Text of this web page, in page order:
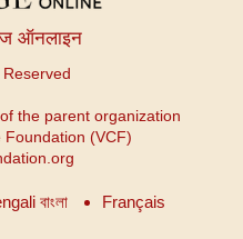
ऑनलाइन
the parent organization
Foundation (VCF)
বাংলা
Français